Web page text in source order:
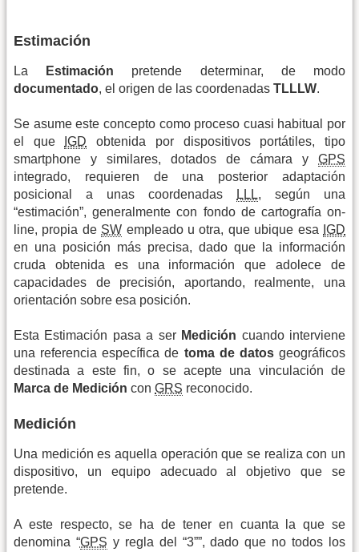
Estimación
La Estimación pretende determinar, de modo
documentado, el origen de las coordenadas TLLLW.
Se asume este concepto como proceso cuasi habitual por
el que
IGD obtenida por dispositivos portátiles, tipo
smartphone y similares, dotados de cámara y GPS
integrado, requieren de una posterior adaptación
posicional a unas coordenadas
LLL, según una
“estimación”, generalmente con fondo de cartografía on-
line, propia de SW empleado u otra, que ubique esa IGD
en una posición más precisa, dado que la información
cruda obtenida es una información que adolece de
capacidades de precisión, aportando, realmente, una
orientación sobre esa posición.
Esta Estimación pasa a ser Medición cuando interviene
una referencia específica de toma de datosgeográficos
destinada a este fin, o se acepte una vinculación de
Marca de Medición con GRS reconocido.
Medición
Una medición es aquella operación que se realiza con un
dispositivo, un equipo adecuado al objetivo que se
pretende.
A este respecto, se ha de tener en cuanta la que se
denomina “GPS y regla del “3””, dado que no todos los